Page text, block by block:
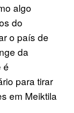
algo
do
o país de
da
é
para tirar
em Meiktila